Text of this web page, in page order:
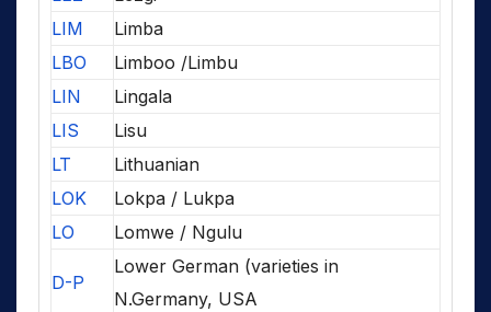
LIM
Limba
LBO
Limboo /Limbu
LIN
Lingala
LIS
Lisu
LT
Lithuanian
LOK
Lokpa / Lukpa
LO
Lomwe / Ngulu
D-P
Lower German (varieties in
N.Germany, USA